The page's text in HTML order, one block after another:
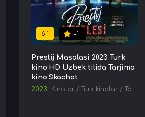
6.1 -1
Prestij Masalasi 2023 Turk
kino HD Uzbek tilida Tarjima
kino Skachat
2023 Kinolar / Turk kinolar / Tarjima kinolar